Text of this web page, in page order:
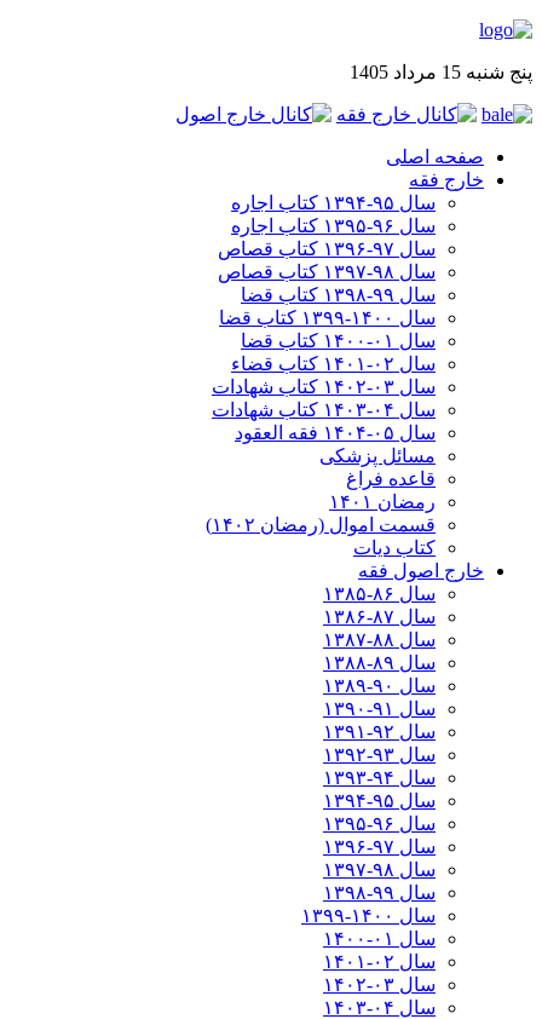
پنج شنبه 15 مرداد 1405
صفحه اصلی
خارج فقه
سال ۹۵-۱۳۹۴ کتاب اجاره
سال ۹۶-۱۳۹۵ کتاب اجاره
سال ۹۷-۱۳۹۶ کتاب قصاص
سال ۹۸-۱۳۹۷ کتاب قصاص
سال ۹۹-۱۳۹۸‍ کتاب قضا
سال ۱۴۰۰-۱۳۹۹ کتاب قضا
سال ۰۱-۱۴۰۰ کتاب قضا
سال ۰۲-۱۴۰۱ کتاب قضاء
سال ۰۳-۱۴۰۲ کتاب شهادات
سال ۰۴-۱۴۰۳ کتاب شهادات
سال ۰۵-۱۴۰۴ فقه العقود
مسائل پزشکی
قاعده فراغ
رمضان ۱۴۰۱
قسمت اموال (رمضان ۱۴۰۲)
کتاب دیات
خارج اصول فقه
سال ۸۶-۱۳۸۵
سال ۸۷-۱۳۸۶
سال ۸۸-۱۳۸۷
سال ۸۹-۱۳۸۸
سال ۹۰-۱۳۸۹
سال ۹۱-۱۳۹۰
سال ۹۲-۱۳۹۱
سال ۹۳-۱۳۹۲
سال ۹۴-۱۳۹۳
سال ۹۵-۱۳۹۴
سال ۹۶-۱۳۹۵
سال ۹۷-۱۳۹۶
سال ۹۸-۱۳۹۷
سال ۹۹-۱۳۹۸‍
سال ۱۴۰۰-۱۳۹۹
سال ۰۱-۱۴۰۰
سال ۰۲-۱۴۰۱
سال ۰۳-۱۴۰۲
سال ۰۴-۱۴۰۳